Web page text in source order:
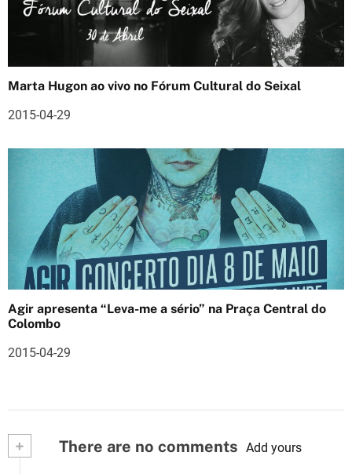
o
s
Marta Hugon ao vivo no Fórum Cultural do Seixal
2015-04-29
Agir apresenta “Leva-me a sério” na Praça Central do
Colombo
2015-04-29
+ There are no comments Add yours